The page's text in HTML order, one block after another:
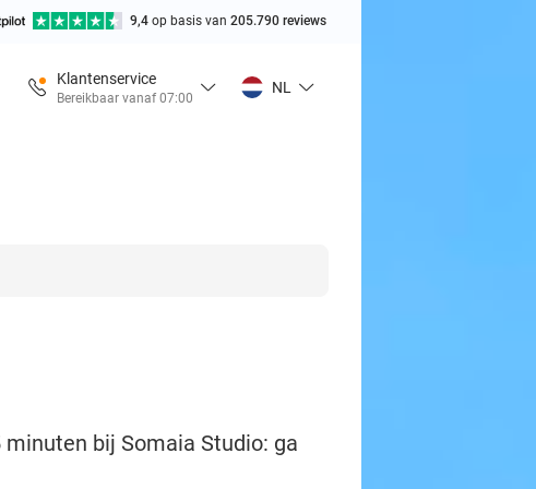
9,4 op basis van 205.790 reviews
Klantenservice
Bereikbaar vanaf 07:00
NL
bij Somaia Studio: ga